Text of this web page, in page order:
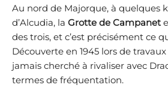
Au nord de Majorque, à quelques
d’Alcudia, la Grotte de Campanet
des trois, et c’est précisément ce
Découverte en 1945 lors de travaux
jamais cherché à rivaliser avec
termes de fréquentation.